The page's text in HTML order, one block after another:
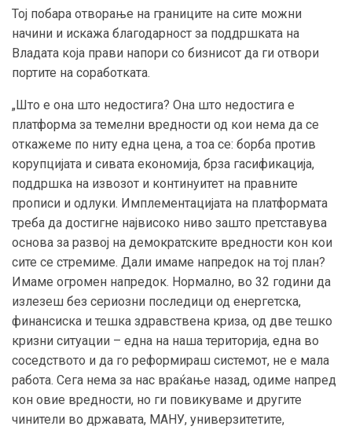
Тој побара отворање на границите на сите можни
начини и искажа благодарност за поддршката на
Владата која прави напори со бизнисот да ги отвори
портите на соработката.
„Што е она што недостига? Она што недостига е
платформа за темелни вредности од кои нема да се
откажеме по ниту една цена, а тоа се: борба против
корупцијата и сивата економија, брза гасификација,
поддршка на извозот и континуитет на правните
прописи и одлуки. Имплементацијата на платформата
треба да достигне највисоко ниво зашто претставува
основа за развој на демократските вредности кон кои
сите се стремиме. Дали имаме напредок на тој план?
Имаме огромен напредок. Нормално, во 32 години да
излезеш без сериозни последици од енергетска,
финансиска и тешка здравствена криза, од две тешко
кризни ситуации – една на наша територија, една во
соседството и да го реформираш системот, не е мала
работа. Сега нема за нас враќање назад, одиме напред
кон овие вредности, но ги повикуваме и другите
чинители во државата, МАНУ, универзитетите,